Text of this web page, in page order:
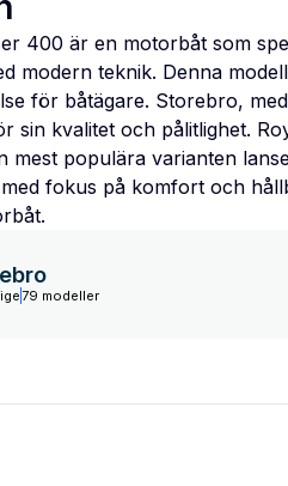
400 är en motorbåt som
modern teknik. Denna
för båtägare. Storebro,
sin kvalitet och pålitlighet.
mest populära varianten
fokus på komfort och
79 modeller